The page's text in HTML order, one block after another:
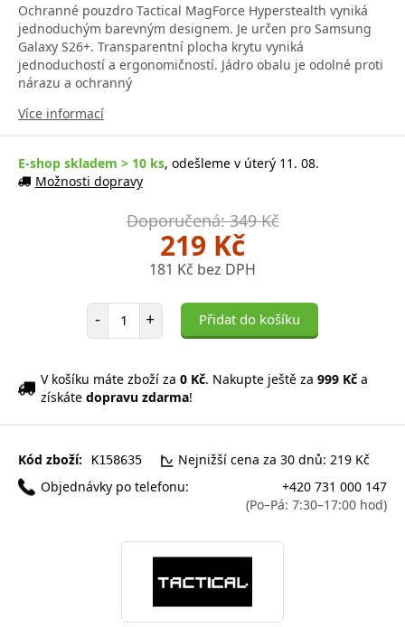
Ochranné pouzdro Tactical MagForce Hyperstealth vyniká
jednoduchým barevným designem. Je určen pro Samsung
Galaxy S26+. Transparentní plocha krytu vyniká
jednoduchostí a ergonomičností. Jádro obalu je odolné proti
nárazu a ochranný
Více informací
E-shop skladem > 10 ks, odešleme v úterý 11. 08.
Možnosti dopravy
Doporučená: 349 Kč
219 Kč
181 Kč bez DPH
- Počet položek
+ Přidat do košíku
V košíku máte zboží za 0 Kč. Nakupte ještě za 999 Kč a
získáte dopravu zdarma!
Kód zboží: K158635
Nejnižší cena za 30 dnů: 219 Kč
Objednávky po telefonu:
+420 731 000 147
(Po–Pá: 7:30–17:00 hod)